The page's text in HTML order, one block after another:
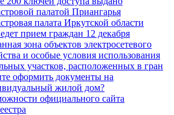
палатой Приангарья
палата Иркутской области
прием граждан 12 декабря
зона объектов электросетевого
и особые условия использования
участков, расположенных в гран
оформить документы на
жилой дом?
официального сайта